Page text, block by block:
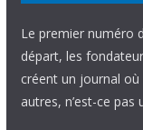
Le premier numéro
départ, les
créent un journal
autres, n’est-ce pas